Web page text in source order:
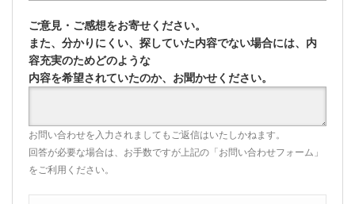
ご意見・ご感想をお寄せください。
また、分かりにくい、探していた内容でない場合には、内
容充実のためどのような
内容を希望されていたのか、お聞かせください。
お問い合わせを入力されましてもご返信はいたしかねます。
回答が必要な場合は、お手数ですが上記の「お問い合わせフォーム」
をご利用ください。